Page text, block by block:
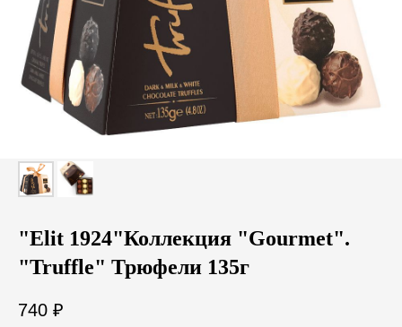
"Elit 1924"Коллекция "Gourmet".
"Truffle" Трюфели 135г
740 ₽